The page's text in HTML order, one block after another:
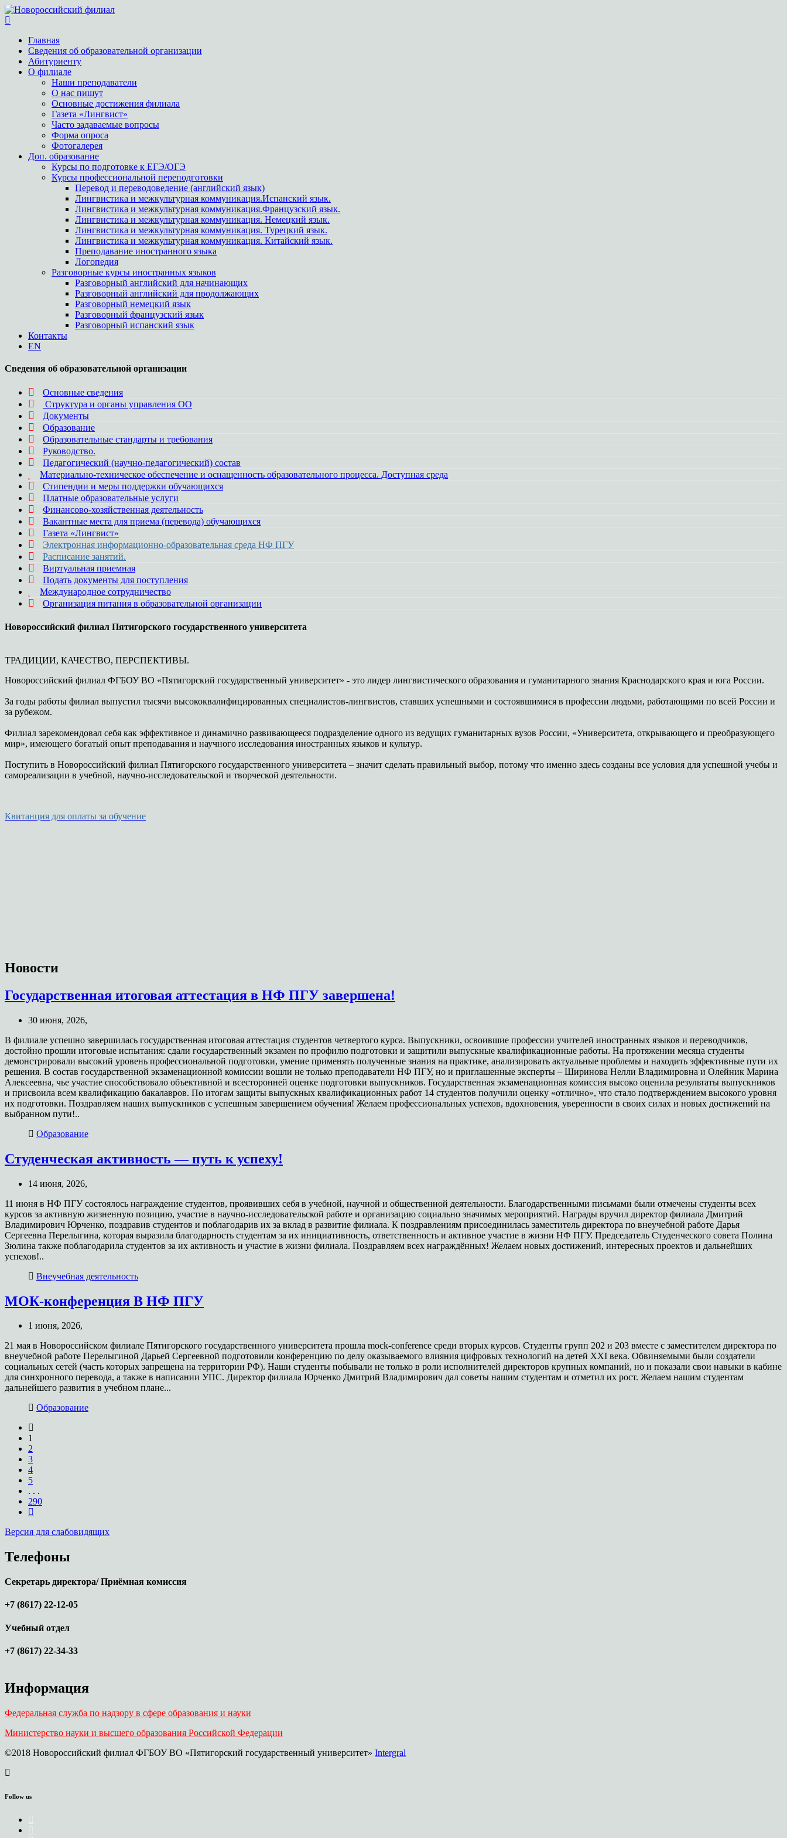
Главная
Сведения об образовательной организации
Абитуриенту
О филиале
Наши преподаватели
О нас пишут
Основные достижения филиала
Газета «Лингвист»
Часто задаваемые вопросы
Форма опроса
Фотогалерея
Доп. образование
Курсы по подготовке к ЕГЭ/ОГЭ
Курсы профессиональной переподготовки
Перевод и переводоведение (английский язык)
Лингвистика и межкультурная коммуникация.Испанский язык.
Лингвистика и межкультурная коммуникация.Французский язык.
Лингвистика и межкультурная коммуникация. Немецкий язык.
Лингвистика и межкультурная коммуникация. Турецкий язык.
Лингвистика и межкультурная коммуникация. Китайский язык.
Преподавание иностранного языка
Логопедия
Разговорные курсы иностранных языков
Разговорный английский для начинающих
Разговорный английский для продолжающих
Разговорный немецкий язык
Разговорный французский язык
Разговорный испанский язык
Контакты
EN
Сведения об образовательной организации
Основные сведения
Структура и органы управления ОО
Документы
Образование
Образовательные стандарты и требования
Руководство.
Педагогический (научно-педагогический) состав
Материально-техническое обеспечение и оснащенность образовательного процесса. Доступная среда
Стипендии и меры поддержки обучающихся
Платные образовательные услуги
Финансово-хозяйственная деятельность
Вакантные места для приема (перевода) обучающихся
Газета «Лингвист»
Электронная информационно-образовательная среда НФ ПГУ
Расписание занятий.
Виртуальная приемная
Подать документы для поступления
Международное сотрудничество
Организация питания в образовательной организации
Новороссийский филиал Пятигорского государственного университета
ТРАДИЦИИ, КАЧЕСТВО, ПЕРСПЕКТИВЫ.
Новороссийский филиал ФГБОУ ВО «Пятигорский государственный университет» - это лидер лингвистического образования и гуманитарного знания Краснодарского края и юга России.
За годы работы филиал выпустил тысячи высококвалифицированных специалистов-лингвистов, ставших успешными и состоявшимися в профессии людьми, работающими по всей России и
за рубежом.
Филиал зарекомендовал себя как эффективное и динамично развивающееся подразделение одного из ведущих гуманитарных вузов России, «Университета, открывающего и преобразующего
мир», имеющего богатый опыт преподавания и научного исследования иностранных языков и культур.
Поступить в Новороссийский филиал Пятигорского государственного университета – значит сделать правильный выбор, потому что именно здесь созданы все условия для успешной учебы и
самореализации в учебной, научно-исследовательской и творческой деятельности.
Квитанция для оплаты за обучение
Новости
Государственная итоговая аттестация в НФ ПГУ завершена!
30 июня, 2026,
В филиале успешно завершилась государственная итоговая аттестация студентов четвертого курса. Выпускники, освоившие профессии учителей иностранных языков и переводчиков,
достойно прошли итоговые испытания: сдали государственный экзамен по профилю подготовки и защитили выпускные квалификационные работы. На протяжении месяца студенты
демонстрировали высокий уровень профессиональной подготовки, умение применять полученные знания на практике, анализировать актуальные проблемы и находить эффективные пути их
решения. В состав государственной экзаменационной комиссии вошли не только преподаватели НФ ПГУ, но и приглашенные эксперты – Ширинова Нелли Владимировна и Олейник Марина
Алексеевна, чье участие способствовало объективной и всесторонней оценке подготовки выпускников. Государственная экзаменационная комиссия высоко оценила результаты выпускников
и присвоила всем квалификацию бакалавров. По итогам защиты выпускных квалификационных работ 14 студентов получили оценку «отлично», что стало подтверждением высокого уровня
их подготовки. Поздравляем наших выпускников с успешным завершением обучения! Желаем профессиональных успехов, вдохновения, уверенности в своих силах и новых достижений на
выбранном пути!..
Образование
Студенческая активность — путь к успеху!
14 июня, 2026,
11 июня в НФ ПГУ состоялось награждение студентов, проявивших себя в учебной, научной и общественной деятельности. Благодарственными письмами были отмечены студенты всех
курсов за активную жизненную позицию, участие в научно-исследовательской работе и организацию социально значимых мероприятий. Награды вручил директор филиала Дмитрий
Владимирович Юрченко, поздравив студентов и поблагодарив их за вклад в развитие филиала. К поздравлениям присоединилась заместитель директора по внеучебной работе Дарья
Сергеевна Перелыгина, которая выразила благодарность студентам за их инициативность, ответственность и активное участие в жизни НФ ПГУ. Председатель Студенческого совета Полина
Зюлина также поблагодарила студентов за их активность и участие в жизни филиала. Поздравляем всех награждённых! Желаем новых достижений, интересных проектов и дальнейших
успехов!..
Внеучебная деятельность
МОК-конференция В НФ ПГУ
1 июня, 2026,
21 мая в Новороссийском филиале Пятигорского государственного университета прошла mock-conference среди вторых курсов. Студенты групп 202 и 203 вместе с заместителем директора по
внеучебной работе Перелыгиной Дарьей Сергеевной подготовили конференцию по делу оказываемого влияния цифровых технологий на детей XXI века. Обвиняемыми были создатели
социальных сетей (часть которых запрещена на территории РФ). Наши студенты побывали не только в роли исполнителей директоров крупных компаний, но и показали свои навыки в кабине
для синхронного перевода, а также в написании УПС. Директор филиала Юрченко Дмитрий Владимирович дал советы нашим студентам и отметил их рост. Желаем нашим студентам
дальнейшего развития в учебном плане...
Образование
1
2
3
4
5
. . .
290
Версия для слабовидящих
Телефоны
Секретарь директора/ Приёмная комиссия
+7 (8617) 22-12-05
Учебный отдел
+7 (8617) 22-34-33
Информация
Федеральная служба по надзору в сфере образования и науки
Министерство науки и высшего образования Российской Федерации
©2018 Новороссийский филиал ФГБОУ ВО «Пятигорский государственный университет» Intergral
Follow us